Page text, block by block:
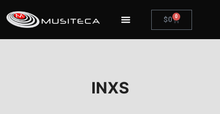
$0 0
INXS